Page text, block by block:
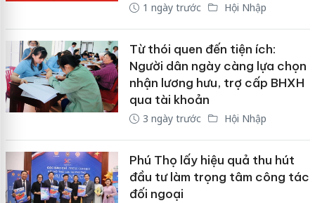
1 ngày trước Hội Nhập
Từ thói quen đến tiện ích:
Người dân ngày càng lựa chọn
nhận lương hưu, trợ cấp BHXH
qua tài khoản
3 ngày trước Hội Nhập
Phú Thọ lấy hiệu quả thu hút
đầu tư làm trọng tâm công tác
đối ngoại